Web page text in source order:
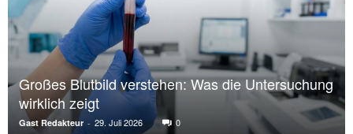
Großes Blutbild verstehen: Was die Untersuchung
wirklich zeigt
Gast Redakteur - 29. Juli 2026 0